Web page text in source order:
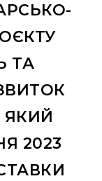
ТА
ЯКИЙ
2023